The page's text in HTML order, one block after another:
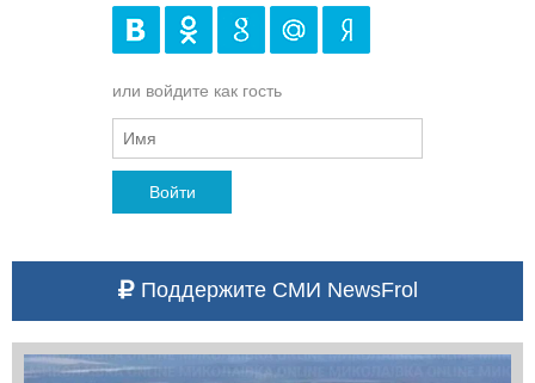
или войдите как гость
Войти
Поддержите СМИ NewsFrol